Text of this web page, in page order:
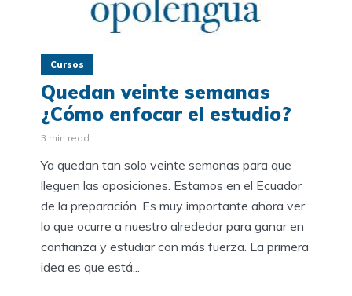
Cursos
Quedan veinte semanas
¿Cómo enfocar el estudio?
3 min read
Ya quedan tan solo veinte semanas para que
lleguen las oposiciones. Estamos en el Ecuador
de la preparación. Es muy importante ahora ver
lo que ocurre a nuestro alrededor para ganar en
confianza y estudiar con más fuerza. La primera
idea es que está...